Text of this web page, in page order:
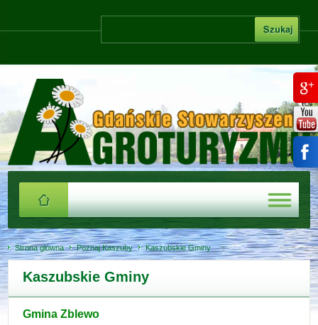
Strona główna Poznaj Kaszuby Kaszubskie Gminy
Kaszubskie Gminy
Gmina Zblewo